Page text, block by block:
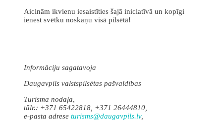
Aicinām ikvienu iesaistīties šajā iniciatīvā un kopīgi
ienest svētku noskaņu visā pilsētā!
Informāciju sagatavoja
Daugavpils valstspilsētas pašvaldības
Tūrisma nodaļa,
tālr.: +371 65422818, +371 26444810,
e-pasta adrese turisms@daugavpils.lv,